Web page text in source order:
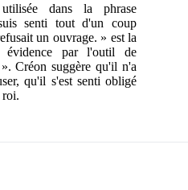
dans la phrase
senti tout d'un coup
un ouvrage. » est la
évidence par l'outil de
Créon suggère qu'il n'a
qu'il s'est senti obligé
roi.